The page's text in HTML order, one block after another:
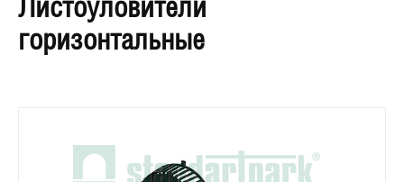
горизонтальные